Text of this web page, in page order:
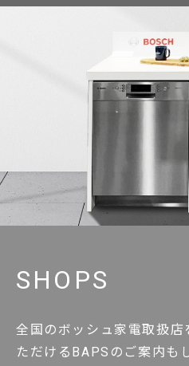
SHOPS
全国のボッシュ家電取扱
ただけるBAPSのご案内も